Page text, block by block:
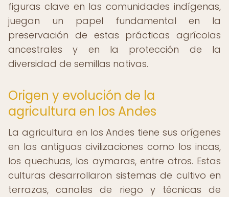
figuras clave en las comunidades indígenas,
juegan un papel fundamental en la
preservación de estas prácticas agrícolas
ancestrales y en la protección de la
diversidad de semillas nativas.
Origen y evolución de la
agricultura en los Andes
La agricultura en los Andes tiene sus orígenes
en las antiguas civilizaciones como los incas,
los quechuas, los aymaras, entre otros. Estas
culturas desarrollaron sistemas de cultivo en
terrazas, canales de riego y técnicas de